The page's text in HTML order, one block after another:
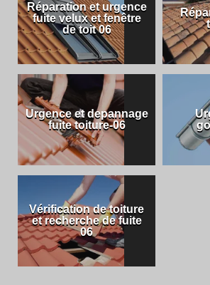
Réparation et urgence
fuite velux et fenêtre
de toit 06
Urgence et depannage
fuite toiture-06
Vérification de toiture
et recherche de fuite
06